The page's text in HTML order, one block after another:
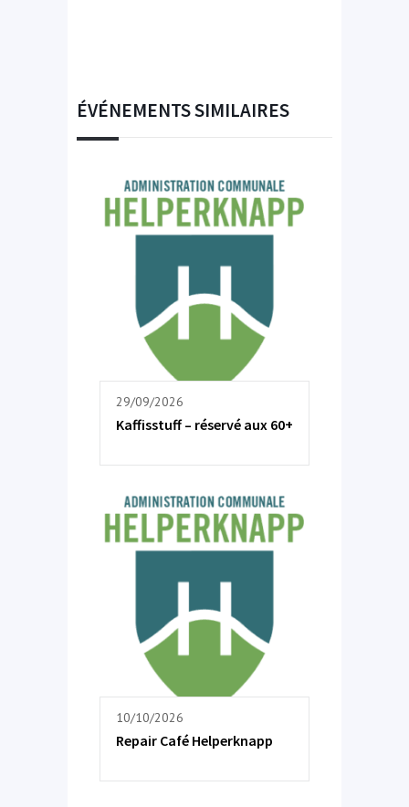
ÉVÉNEMENTS SIMILAIRES
29/09/2026
Kaffisstuff – réservé aux 60+
10/10/2026
Repair Café Helperknapp